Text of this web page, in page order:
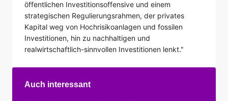
öffentlichen Investitionsoffensive und einem
strategischen Regulierungsrahmen, der privates
Kapital weg von Hochrisikoanlagen und fossilen
Investitionen, hin zu nachhaltigen und
realwirtschaftlich-sinnvollen Investitionen lenkt."
Auch interessant